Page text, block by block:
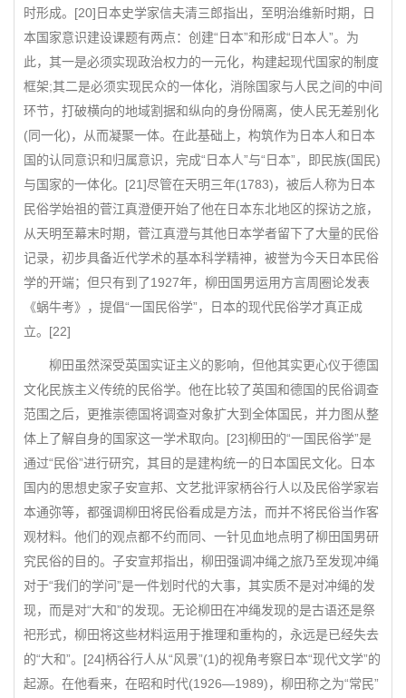
时形成。[20]日本史学家信夫清三郎指出，至明治维新时期，日
本国家意识建设课题有两点：创建“日本”和形成“日本人”。为
此，其一是必须实现政治权力的一元化，构建起现代国家的制度
框架;其二是必须实现民众的一体化，消除国家与人民之间的中间
环节，打破横向的地域割据和纵向的身份隔离，使人民无差别化
(同一化)，从而凝聚一体。在此基础上，构筑作为日本人和日本
国的认同意识和归属意识，完成“日本人”与“日本”，即民族(国民)
与国家的一体化。[21]尽管在天明三年(1783)，被后人称为日本
民俗学始祖的菅江真澄便开始了他在日本东北地区的探访之旅，
从天明至幕末时期，菅江真澄与其他日本学者留下了大量的民俗
记录，初步具备近代学术的基本科学精神，被誉为今天日本民俗
学的开端；但只有到了1927年，柳田国男运用方言周圈论发表
《蜗牛考》，提倡“一国民俗学”，日本的现代民俗学才真正成
立。[22]
柳田虽然深受英国实证主义的影响，但他其实更心仪于德国
文化民族主义传统的民俗学。他在比较了英国和德国的民俗调查
范围之后，更推崇德国将调查对象扩大到全体国民，并力图从整
体上了解自身的国家这一学术取向。[23]柳田的“一国民俗学”是
通过“民俗”进行研究，其目的是建构统一的日本国民文化。日本
国内的思想史家子安宣邦、文艺批评家柄谷行人以及民俗学家岩
本通弥等，都强调柳田将民俗看成是方法，而并不将民俗当作客
观材料。他们的观点都不约而同、一针见血地点明了柳田国男研
究民俗的目的。子安宣邦指出，柳田强调冲绳之旅乃至发现冲绳
对于“我们的学问”是一件划时代的大事，其实质不是对冲绳的发
现，而是对“大和”的发现。无论柳田在冲绳发现的是古语还是祭
祀形式，柳田将这些材料运用于推理和重构的，永远是已经失去
的“大和”。[24]柄谷行人从“风景”(1)的视角考察日本“现代文学”的
起源。在他看来，在昭和时代(1926—1989)，柳田称之为“常民”